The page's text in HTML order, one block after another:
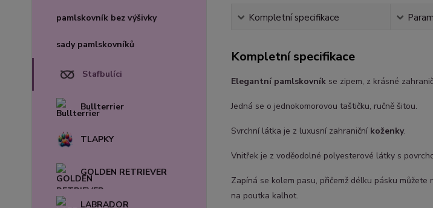
pamlskovník bez výšivky
sady pamlskovníků
Stafbulíci
Bullterrier
TLAPKY
GOLDEN RETRIEVER
LABRADOR
Kompletní specifikace
Kompletní specifikace
Elegantní pamlskovníkse zipem, z krásné
Jedná se o jednokomorovou taštičku, ručně šitou.
Svrchní látka je z luxusní zahraničníkoženky.
Vnitřek je z voděodolné polyesterové látky s
Zapíná se kolem pasu, přičemž délku pásku
na poutka kalhot.